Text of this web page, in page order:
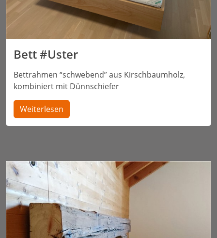
Bett #Uster
Bettrahmen “schwebend” aus Kirschbaumholz,
kombiniert mit Dünnschiefer
Weiterlesen